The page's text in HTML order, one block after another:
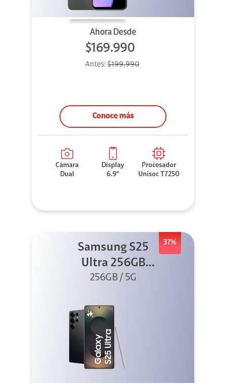
Ahora Desde
$169.990
Antes: $199.990
Conoce más
Cámara
Dual
Display
6.9"
Procesador
Unisoc T7250
37%
Samsung S25
Ultra 256GB
Titanium Black
256GB / 5G